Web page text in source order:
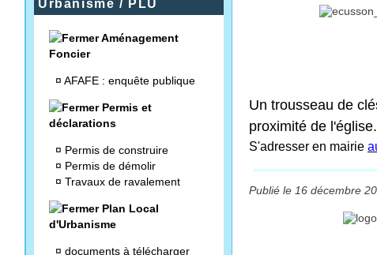
Urbanisme / PLU
Aménagement
Foncier
¤ AFAFE : enquête publique
Permis et
déclarations
¤ Permis de construire
¤ Permis de démolir
¤ Travaux de ravalement
Plan Local
d'Urbanisme
¤ documents à télécharger
Un trousseau de
proximité de l'église.
S'adresser en mairie
Publié le 16 décembre